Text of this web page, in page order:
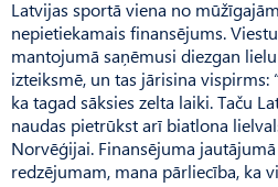
Latvijas sportā viena no
nepietiekamais finansējums.
mantojumā saņēmusi diezgan
izteiksmē, un tas jārisina vispirms:
ka tagad sāksies zelta laiki. Taču
naudas pietrūkst arī biatlona
Norvēģijai. Finan­sējuma
redzējumam, mana pārliecība, ka